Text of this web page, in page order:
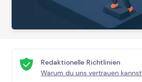
Redaktionelle Richtlinien
Warum du uns vertrauen kannst